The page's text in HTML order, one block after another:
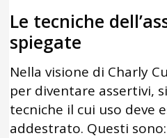
Le tecniche
spiegate
Nella visione di Charly
per diventare assertivi,
tecniche il cui uso deve
addestrato. Questi sono: